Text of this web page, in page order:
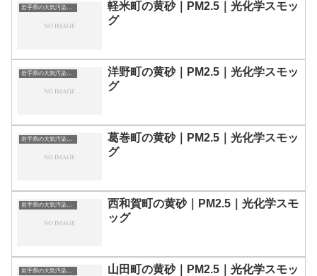
岩手県の大気汚染・PM2.5・黄砂・エアロゾルの数値
軽米町の黄砂｜PM2.5｜光化学スモッ
グ
岩手県の大気汚染・PM2.5・黄砂・エアロゾルの数値
洋野町の黄砂｜PM2.5｜光化学スモッ
グ
岩手県の大気汚染・PM2.5・黄砂・エアロゾルの数値
葛巻町の黄砂｜PM2.5｜光化学スモッ
グ
岩手県の大気汚染・PM2.5・黄砂・エアロゾルの数値
西和賀町の黄砂｜PM2.5｜光化学スモ
ッグ
岩手県の大気汚染・PM2.5・黄砂・エアロゾルの数値
山田町の黄砂｜PM2.5｜光化学スモッ